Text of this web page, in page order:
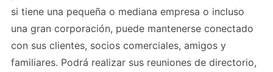
si tiene una pequeña o mediana empresa o incluso
una gran corporación, puede mantenerse conectado
con sus clientes, socios comerciales, amigos y
familiares. Podrá realizar sus reuniones de directorio,